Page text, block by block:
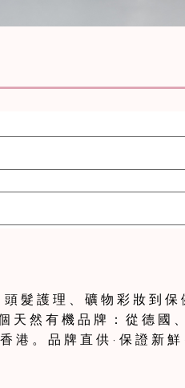
頭髮護理、礦物彩妝到
天然有機品牌：從德國
香港。品牌直供·保證新